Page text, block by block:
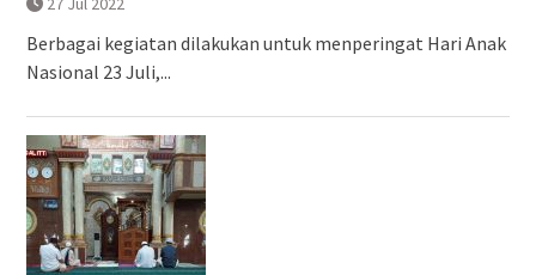
Berbagai kegiatan dilakukan untuk menperingat Hari Anak
Nasional 23 Juli,...